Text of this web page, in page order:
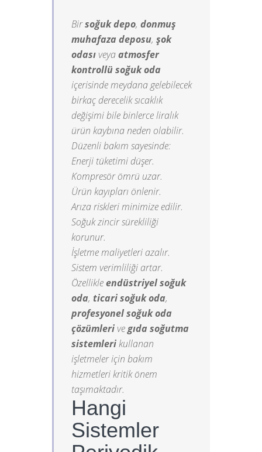
Birsoğuk depo, donmuş
muhafaza deposu, şok
odası veyaatmosfer
kontrollü soğuk oda
içerisinde meydana gelebilecek
birkaç derecelik sıcaklık
değişimi bile binlerce liralık
ürün kaybına neden olabilir.
Düzenli bakım sayesinde:
Enerji tüketimi düşer.
Kompresör ömrü uzar.
Ürün kayıpları önlenir.
Arıza riskleri minimize edilir.
Soğuk zincir sürekliliği
korunur.
İşletme maliyetleri azalır.
Sistem verimliliği artar.
Özellikleendüstriyel soğuk
oda, ticari soğuk oda,
profesyonel soğuk oda
çözümleri vegıda soğutma
sistemlerikullanan
işletmeler için bakım
hizmetleri kritik önem
taşımaktadır.
Hangi
Sistemler